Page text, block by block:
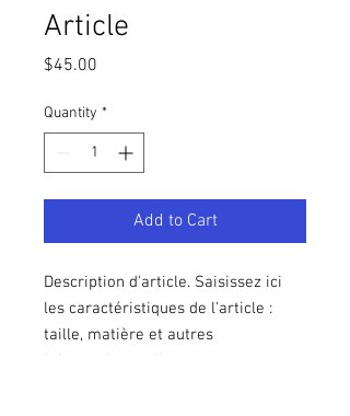
Article
$45.00
Quantity *
Add to Cart
Description d'article. Saisissez ici
les caractéristiques de l'article :
taille, matière et autres
informations utiles.